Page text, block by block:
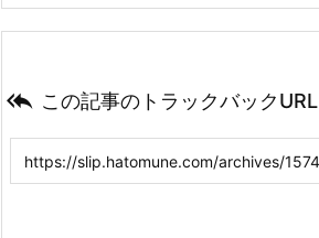
 この記事のトラックバックURL